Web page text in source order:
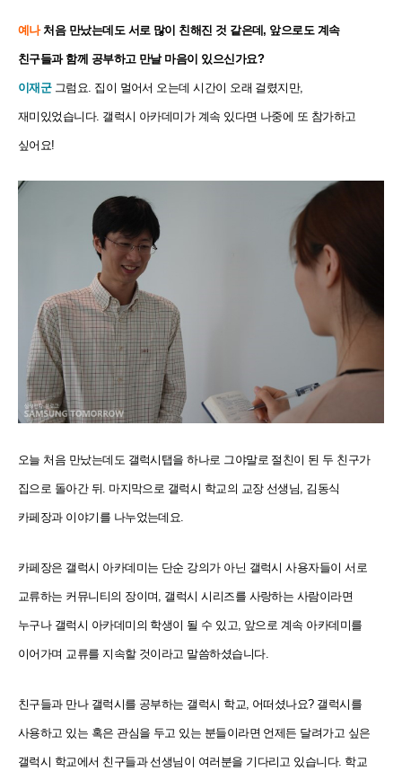
예나처음 만났는데도 서로 많이 친해진 것 같은데, 앞으로도 계속
친구들과 함께 공부하고 만날 마음이 있으신가요?
이재군그럼요. 집이 멀어서 오는데 시간이 오래 걸렸지만,
재미있었습니다. 갤럭시 아카데미가 계속 있다면 나중에 또 참가하고
싶어요!
오늘 처음 만났는데도 갤럭시탭을 하나로 그야말로 절친이 된 두 친구가
집으로 돌아간 뒤. 마지막으로 갤럭시 학교의 교장 선생님, 김동식
카페장과 이야기를 나누었는데요.
카페장은 갤럭시 아카데미는 단순 강의가 아닌 갤럭시 사용자들이 서로
교류하는 커뮤니티의 장이며, 갤럭시 시리즈를 사랑하는 사람이라면
누구나 갤럭시 아카데미의 학생이 될 수 있고, 앞으로 계속 아카데미를
이어가며 교류를 지속할 것이라고 말씀하셨습니다.
친구들과 만나 갤럭시를 공부하는 갤럭시 학교, 어떠셨나요? 갤럭시를
사용하고 있는 혹은 관심을 두고 있는 분들이라면 언제든 달려가고 싶은
갤럭시 학교에서 친구들과 선생님이 여러분을 기다리고 있습니다. 학교